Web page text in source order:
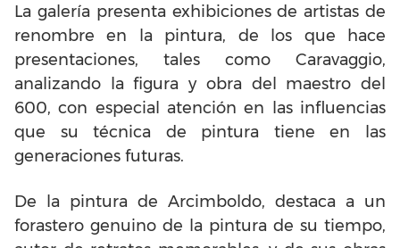
La galería presenta exhibiciones de artistas de
renombre en la pintura, de los que hace
presentaciones, tales como Caravaggio,
analizando la figura y obra del maestro del
600, con especial atención en las influencias
que su técnica de pintura tiene en las
generaciones futuras.
De la pintura de Arcimboldo, destaca a un
forastero genuino de la pintura de su tiempo,